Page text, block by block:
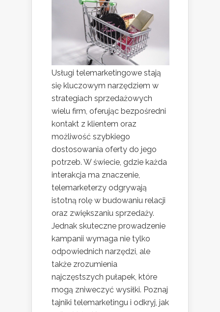
Usługi telemarketingowe stają
się kluczowym narzędziem w
strategiach sprzedażowych
wielu firm, oferując bezpośredni
kontakt z klientem oraz
możliwość szybkiego
dostosowania oferty do jego
potrzeb. W świecie, gdzie każda
interakcja ma znaczenie,
telemarketerzy odgrywają
istotną rolę w budowaniu relacji
oraz zwiększaniu sprzedaży.
Jednak skuteczne prowadzenie
kampanii wymaga nie tylko
odpowiednich narzędzi, ale
także zrozumienia
najczęstszych pułapek, które
mogą zniweczyć wysiłki. Poznaj
tajniki telemarketingu i odkryj, jak